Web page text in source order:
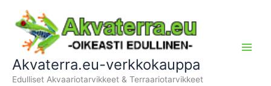
sisältöön
Akvaterra.eu-verkkokauppa
Edulliset Akvaariotarvikkeet & Terraariotarvikkeet